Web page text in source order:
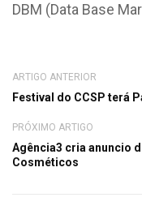
DBM (Data Base
ARTIGO ANTERIOR
Festival do CCSP terá
PRÓXIMO ARTIGO
Agência3 cria anuncio
Cosméticos